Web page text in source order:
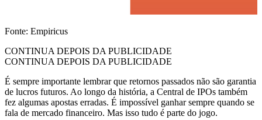
Fonte: Empiricus
CONTINUA DEPOIS DA PUBLICIDADE
CONTINUA DEPOIS DA PUBLICIDADE
É sempre importante lembrar que retornos passados não são garantia
de lucros futuros. Ao longo da história, a Central de IPOs também
fez algumas apostas erradas. É impossível ganhar sempre quando se
fala de mercado financeiro. Mas isso tudo é parte do jogo.